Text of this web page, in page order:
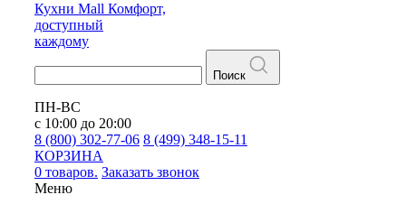
Кухни Mall Комфорт,
доступный
каждому
Поиск
ПН-ВС
с 10:00 до 20:00
8 (800) 302-77-06 8 (499) 348-15-11
КОРЗИНА
0 товаров. Заказать звонок
Меню